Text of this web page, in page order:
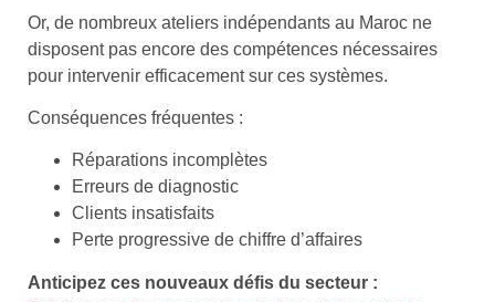
Or, de nombreux ateliers indépendants au Maroc ne
disposent pas encore des compétences nécessaires
pour intervenir efficacement sur ces systèmes.
Conséquences fréquentes :
Réparations incomplètes
Erreurs de diagnostic
Clients insatisfaits
Perte progressive de chiffre d’affaires
Anticipez ces nouveaux défis du secteur :